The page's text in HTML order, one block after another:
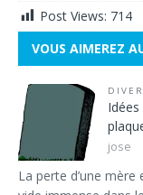
Post Views: 714
VOUS AIMEREZ
jose
La perte d’une